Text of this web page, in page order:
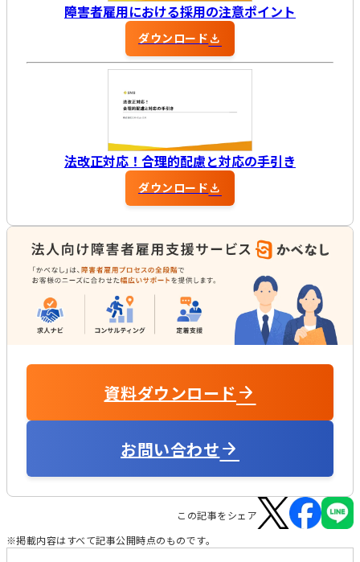
障害者雇用における採用の注意ポイント
ダウンロード
法改正対応！合理的配慮と対応の手引き
ダウンロード
資料ダウンロード
お問い合わせ
この記事をシェア
※掲載内容はすべて記事公開時点のものです。